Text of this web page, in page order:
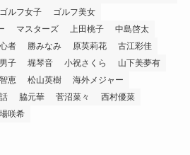
ゴルフ女子
ゴルフ美女
マスターズ 上田桃子
中島啓太
者 勝みなみ 原英莉花
古江彩佳
子 堀琴音 小祝さくら
山下美夢有
恵 松山英樹
海外メジャー
脇元華 菅沼菜々
西村優菜
咲希